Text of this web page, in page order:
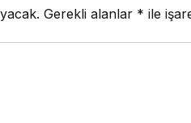
Gerekli alanlar * ile